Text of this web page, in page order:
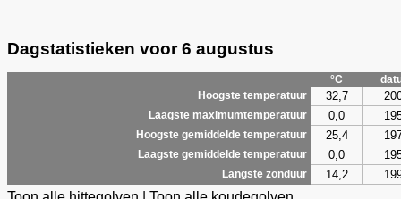
Dagstatistieken voor 6 augustus
°C
Hoogste temperatuur
32,7
Laagste maximumtemperatuur 0,0
Hoogste gemiddelde temperatuur 25,4
Laagste gemiddelde temperatuur 0,0
Langste zonduur 14,2